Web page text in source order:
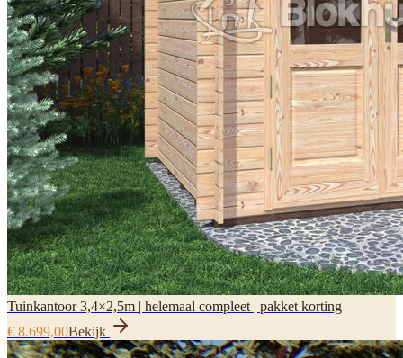
Tuinkantoor 3,4×2,5m | helemaal compleet | pakket korting
€ 8.699,00Bekijk